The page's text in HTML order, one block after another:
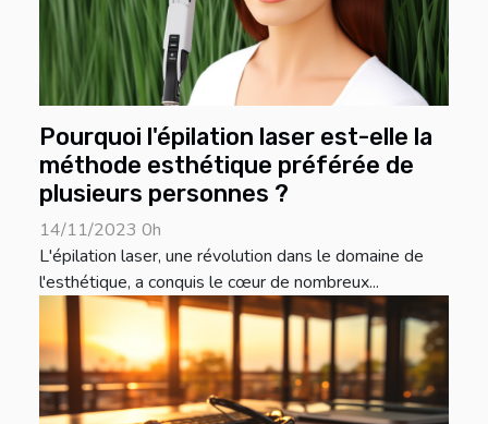
Pourquoi l'épilation laser est-elle la
méthode esthétique préférée de
plusieurs personnes ?
14/11/2023 0h
L'épilation laser, une révolution dans le domaine de
l'esthétique, a conquis le cœur de nombreux...